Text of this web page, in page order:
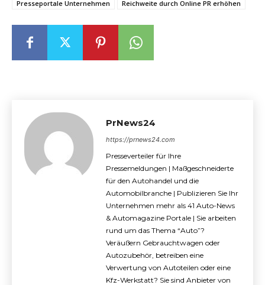
Presseportale Unternehmen
Reichweite durch Online PR erhöhen
PrNews24
https://prnews24.com
Presseverteiler für Ihre
Pressemeldungen | Maßgeschneiderte
für den Autohandel und die
Automobilbranche | Publizieren Sie Ihr
Unternehmen mehr als 41 Auto-News
& Automagazine Portale | Sie arbeiten
rund um das Thema “Auto”?
Veräußern Gebrauchtwagen oder
Autozubehör, betreiben eine
Verwertung von Autoteilen oder eine
Kfz-Werkstatt? Sie sind Anbieter von